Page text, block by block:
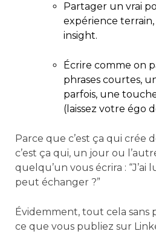
Partager un vrai
expérience
insight.
Écrire comme on
phrases courtes,
parfois, une
(laissez votre égo
Parce que c’est ça qui crée
c’est ça qui, un jour ou
quelqu’un vous écrira : “J’ai
peut échanger ?”
Évidemment, tout cela sans
ce que vous publiez sur